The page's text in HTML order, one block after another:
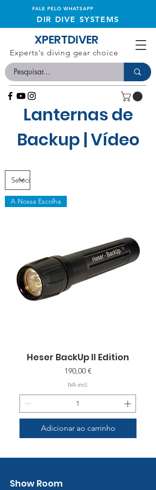
FALE PELO WHATSAPP
DIR DIVE SYSTEMS
XPERTDIVER
Experts's diving gear choice
Lanternas de
Backup | Vídeo
A Nossa Escolha
Heser BackUp II Edition
Preço
190,00 €
IVA incl.
Adicionar ao carrinho
Show Room